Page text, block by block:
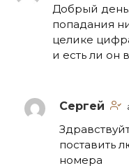
Добрый
попадания
целике
и есть ли он
Сергей
поставить
номера